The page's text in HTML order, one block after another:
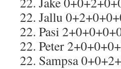
22. Jallu
22. Pasi
22. Peter
22. Sampsa